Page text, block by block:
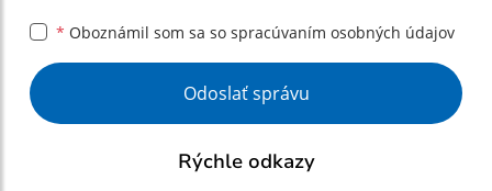
* Oboznámil som sa so spracúvaním osobných údajov
Google reCaptcha Response
Odoslať správu
Rýchle odkazy